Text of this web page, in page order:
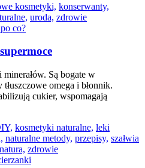
kosmetyki, konserwanty,
uroda, zdrowie
Są bogate w
omega i błonnik.
cukier, wspomagają
kosmetyki naturalne, leki
naturalne metody, przepisy, szałwia
zdrowie